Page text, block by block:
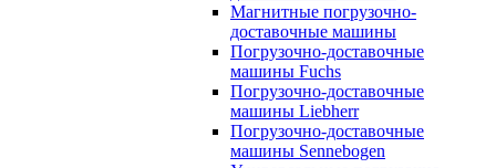
Магнитные погрузочно-
доставочные машины
Погрузочно-доставочные
машины Fuchs
Погрузочно-доставочные
машины Liebherr
Погрузочно-доставочные
машины Sennebogen